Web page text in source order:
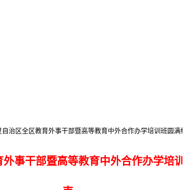
自治区全区教育外事干部暨高等教育中外合作办学培训班圆满
事干部暨高等教育中外合作办学培